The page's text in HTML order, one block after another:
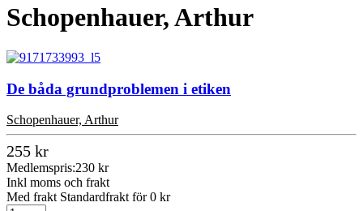
Schopenhauer, Arthur
De båda grundproblemen i etiken
Schopenhauer, Arthur
255 kr
Medlemspris:230 kr
Inkl moms och frakt
Med frakt Standardfrakt för 0 kr